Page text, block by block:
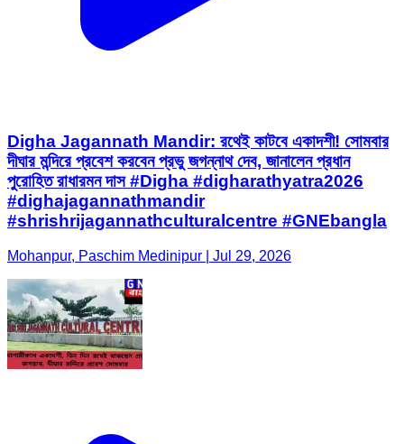
Digha Jagannath Mandir: রথেই কাটবে একাদশী! সোমবার
দীঘার মন্দিরে প্রবেশ করবেন প্রভু জগন্নাথ দেব, জানালেন প্রধান
পুরোহিত রাধারমন দাস #Digha #digharathyatra2026
#dighajagannathmandir
#shrishrijagannathculturalcentre #GNEbangla
Mohanpur, Paschim Medinipur | Jul 29, 2026